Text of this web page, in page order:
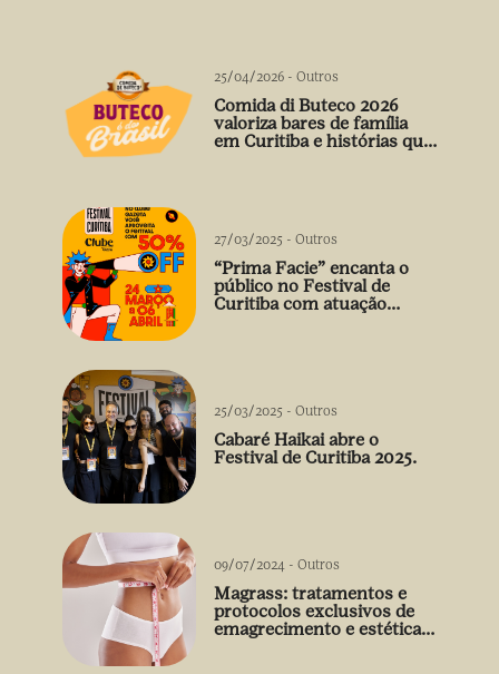
25/04/2026 - Outros
Comida di Buteco 2026
valoriza bares de família
em Curitiba e histórias que
27/03/2025 - Outros
“Prima Facie” encanta o
público no Festival de
Curitiba com atuação
25/03/2025 - Outros
Cabaré Haikai abre o
Festival de Curitiba 2025.
09/07/2024 - Outros
Magrass: tratamentos e
protocolos exclusivos de
emagrecimento e estética